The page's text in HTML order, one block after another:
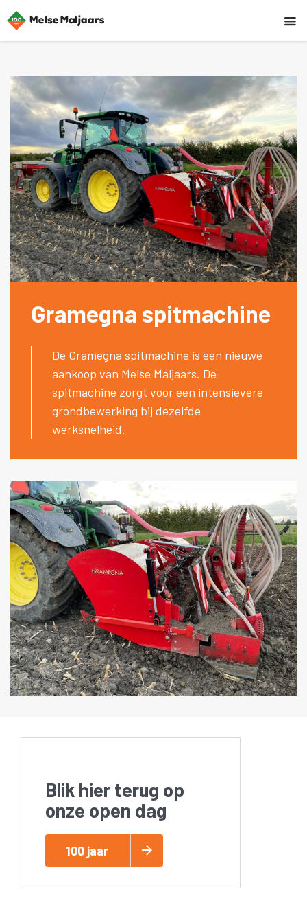
Gramegna spitmachine
De Gramegna spitmachine is een nieuwe
aankoop van Melse Maljaars. De
spitmachine zorgt voor een intensievere
grondbewerking bij dezelfde
werksnelheid.
Blik hier terug op
onze open dag
100 jaar